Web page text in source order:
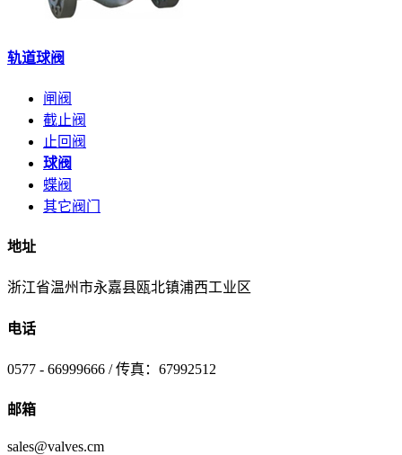
轨道球阀
闸阀
截止阀
止回阀
球阀
蝶阀
其它阀门
地址
浙江省温州市永嘉县瓯北镇浦西工业区
电话
0577 - 66999666 / 传真：67992512
邮箱
sales@valves.cm